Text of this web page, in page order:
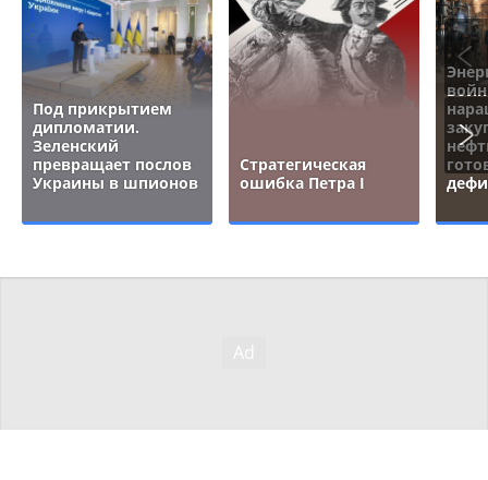
Под прикрытием
дипломатии.
Зеленский
превращает послов
Украины в шпионов
Стратегическая
ошибка Петра I